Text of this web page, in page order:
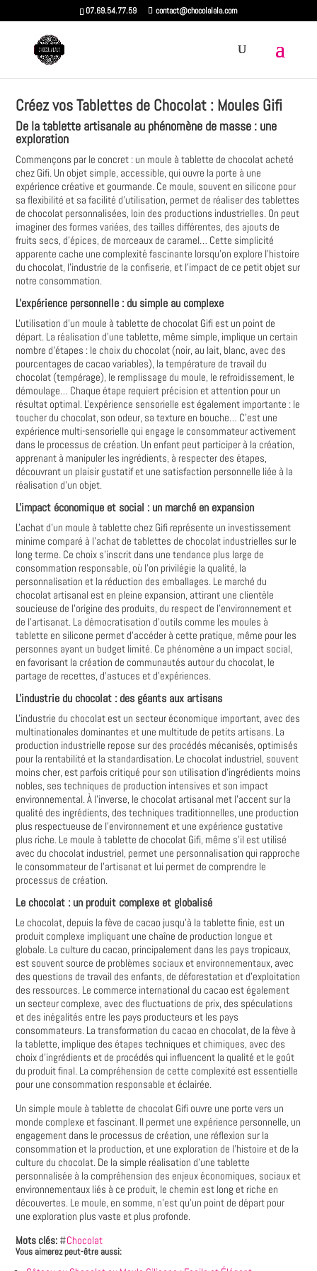
07.69.54.77.59 contact@chocolalala.com
Créez vos Tablettes de Chocolat : Moules Gifi
De la tablette artisanale au phénomène de masse : une
exploration
Commençons par le concret : un moule à tablette de chocolat acheté
chez Gifi. Un objet simple, accessible, qui ouvre la porte à une
expérience créative et gourmande. Ce moule, souvent en silicone pour
sa flexibilité et sa facilité d'utilisation, permet de réaliser des tablettes
de chocolat personnalisées, loin des productions industrielles. On peut
imaginer des formes variées, des tailles différentes, des ajouts de
fruits secs, d'épices, de morceaux de caramel… Cette simplicité
apparente cache une complexité fascinante lorsqu'on explore l'histoire
du chocolat, l'industrie de la confiserie, et l'impact de ce petit objet sur
notre consommation.
L'expérience personnelle : du simple au complexe
L'utilisation d'un moule à tablette de chocolat Gifi est un point de
départ. La réalisation d'une tablette, même simple, implique un certain
nombre d'étapes : le choix du chocolat (noir, au lait, blanc, avec des
pourcentages de cacao variables), la température de travail du
chocolat (tempérage), le remplissage du moule, le refroidissement, le
démoulage… Chaque étape requiert précision et attention pour un
résultat optimal. L'expérience sensorielle est également importante : le
toucher du chocolat, son odeur, sa texture en bouche… C'est une
expérience multi-sensorielle qui engage le consommateur activement
dans le processus de création. Un enfant peut participer à la création,
apprenant à manipuler les ingrédients, à respecter des étapes,
découvrant un plaisir gustatif et une satisfaction personnelle liée à la
réalisation d'un objet.
L'impact économique et social : un marché en expansion
L'achat d'un moule à tablette chez Gifi représente un investissement
minime comparé à l'achat de tablettes de chocolat industrielles sur le
long terme. Ce choix s'inscrit dans une tendance plus large de
consommation responsable, où l'on privilégie la qualité, la
personnalisation et la réduction des emballages. Le marché du
chocolat artisanal est en pleine expansion, attirant une clientèle
soucieuse de l'origine des produits, du respect de l'environnement et
de l'artisanat. La démocratisation d'outils comme les moules à
tablette en silicone permet d'accéder à cette pratique, même pour les
personnes ayant un budget limité. Ce phénomène a un impact social,
en favorisant la création de communautés autour du chocolat, le
partage de recettes, d'astuces et d'expériences.
L'industrie du chocolat : des géants aux artisans
L'industrie du chocolat est un secteur économique important, avec des
multinationales dominantes et une multitude de petits artisans. La
production industrielle repose sur des procédés mécanisés, optimisés
pour la rentabilité et la standardisation. Le chocolat industriel, souvent
moins cher, est parfois critiqué pour son utilisation d'ingrédients moins
nobles, ses techniques de production intensives et son impact
environnemental. À l'inverse, le chocolat artisanal met l'accent sur la
qualité des ingrédients, des techniques traditionnelles, une production
plus respectueuse de l'environnement et une expérience gustative
plus riche. Le moule à tablette de chocolat Gifi, même s'il est utilisé
avec du chocolat industriel, permet une personnalisation qui rapproche
le consommateur de l'artisanat et lui permet de comprendre le
processus de création.
Le chocolat : un produit complexe et globalisé
Le chocolat, depuis la fève de cacao jusqu'à la tablette finie, est un
produit complexe impliquant une chaîne de production longue et
globale. La culture du cacao, principalement dans les pays tropicaux,
est souvent source de problèmes sociaux et environnementaux, avec
des questions de travail des enfants, de déforestation et d'exploitation
des ressources. Le commerce international du cacao est également
un secteur complexe, avec des fluctuations de prix, des spéculations
et des inégalités entre les pays producteurs et les pays
consommateurs. La transformation du cacao en chocolat, de la fève à
la tablette, implique des étapes techniques et chimiques, avec des
choix d'ingrédients et de procédés qui influencent la qualité et le goût
du produit final. La compréhension de cette complexité est essentielle
pour une consommation responsable et éclairée.
Un simple moule à tablette de chocolat Gifi ouvre une porte vers un
monde complexe et fascinant. Il permet une expérience personnelle, un
engagement dans le processus de création, une réflexion sur la
consommation et la production, et une exploration de l'histoire et de la
culture du chocolat. De la simple réalisation d'une tablette
personnalisée à la compréhension des enjeux économiques, sociaux et
environnementaux liés à ce produit, le chemin est long et riche en
découvertes. Le moule, en somme, n'est qu'un point de départ pour
une exploration plus vaste et plus profonde.
Mots clés: #Chocolat
Vous aimerez peut-être aussi: